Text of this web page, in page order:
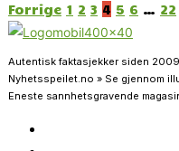
Forrige 1 2 3 4 5 6 … 22
Autentisk faktasjekker siden 2009
Nyhetsspeilet.no » Se gjennom
Eneste sannhetsgravende